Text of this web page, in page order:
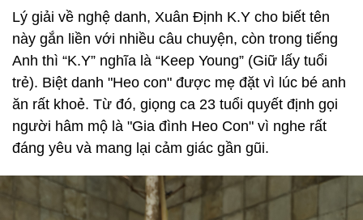
Lý giải về nghệ danh, Xuân Định K.Y cho biết tên
này gắn liền với nhiều câu chuyện, còn trong tiếng
Anh thì “K.Y” nghĩa là “Keep Young” (Giữ lấy tuổi
trẻ). Biệt danh "Heo con" được mẹ đặt vì lúc bé anh
ăn rất khoẻ. Từ đó, giọng ca 23 tuổi quyết định gọi
người hâm mộ là "Gia đình Heo Con" vì nghe rất
đáng yêu và mang lại cảm giác gần gũi.